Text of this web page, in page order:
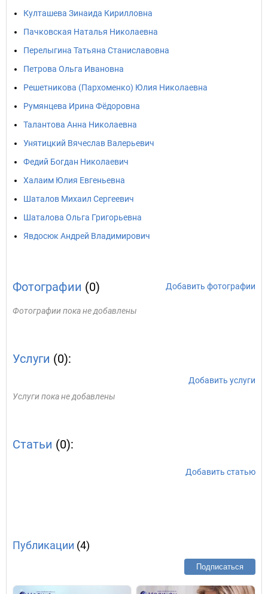
Култашева Зинаида Кирилловна
Пачковская Наталья Николаевна
Перелыгина Татьяна Станиславовна
Петрова Ольга Ивановна
Решетникова (Пархоменко) Юлия Николаевна
Румянцева Ирина Фёдоровна
Талантова Анна Николаевна
Унятицкий Вячеслав Валерьевич
Федий Богдан Николаевич
Халаим Юлия Евгеньевна
Шаталов Михаил Сергеевич
Шаталова Ольга Григорьевна
Явдосюк Андрей Владимирович
Фотографии (0) Добавить фотографии
Фотографии пока не добавлены
Услуги (0):
Добавить услуги
Услуги пока не добавлены
Статьи (0):
Добавить статью
Публикации (4)
Подписаться